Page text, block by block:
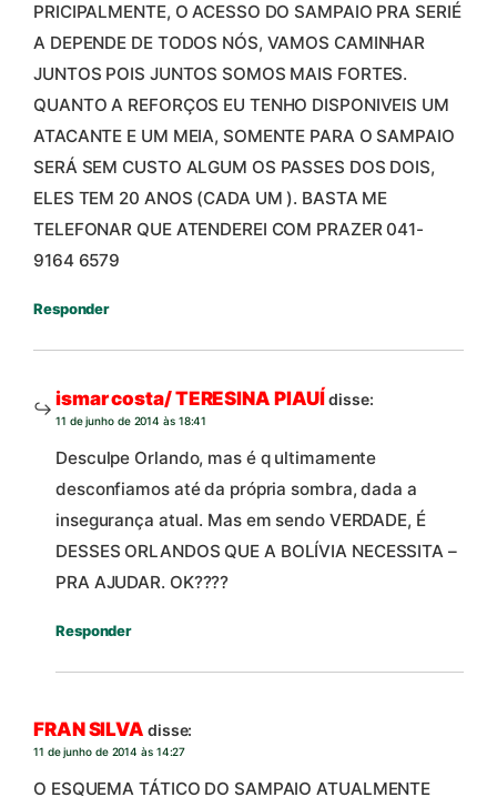
PRICIPALMENTE, O ACESSO DO SAMPAIO PRA SERIÉ
A DEPENDE DE TODOS NÓS, VAMOS CAMINHAR
JUNTOS POIS JUNTOS SOMOS MAIS FORTES.
QUANTO A REFORÇOS EU TENHO DISPONIVEIS UM
ATACANTE E UM MEIA, SOMENTE PARA O SAMPAIO
SERÁ SEM CUSTO ALGUM OS PASSES DOS DOIS,
ELES TEM 20 ANOS (CADA UM ). BASTA ME
TELEFONAR QUE ATENDEREI COM PRAZER 041-
9164 6579
Responder
ismar costa/ TERESINA PIAUÍdisse:
11 de junho de 2014 às 18:41
Desculpe Orlando, mas é q ultimamente
desconfiamos até da própria sombra, dada a
insegurança atual. Mas em sendo VERDADE, É
DESSES ORLANDOS QUE A BOLÍVIA NECESSITA –
PRA AJUDAR. OK????
Responder
FRAN SILVA disse:
11 de junho de 2014 às 14:27
O ESQUEMA TÁTICO DO SAMPAIO ATUALMENTE